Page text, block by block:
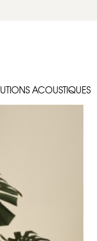
ACOUSTIQUES